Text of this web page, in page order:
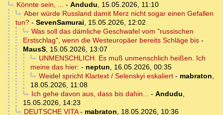
Könnte sein, ... - Andudu, 15.05.2026, 11:10
Aber würde Russland damit Merz nicht sogar einen Gefallen
tun? - SevenSamurai, 15.05.2026, 12:02
Was soll das dämliche Geschwafel vom "russischen
Erstschlag", wenn die Westeuropäer bereits Schläge bis -
MausS, 15.05.2026, 13:07
UNMENSCHLICH. Es muß unmenschlich heißen. Ich
meine das hier: - neptun, 16.05.2026, 00:35
Weidel spricht Klartext / Selenskyi eskaliert- mabraton,
18.05.2026, 11:08
Ich gehe davon aus, dass bis dahin... - Andudu,
15.05.2026, 14:23
DEUTSCHE VITA- mabraton, 18.05.2026, 10:36